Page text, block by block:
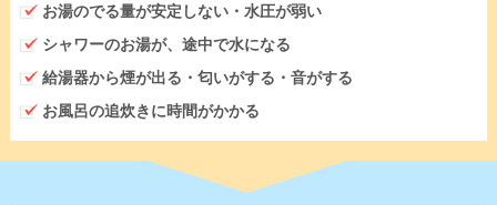
お湯のでる量が安定しない・水圧が弱い
シャワーのお湯が、途中で水になる
給湯器から煙が出る・匂いがする・音がする
お風呂の追炊きに時間がかかる